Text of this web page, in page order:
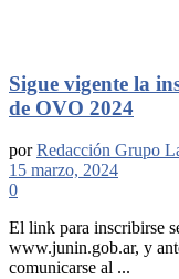
Sigue vigente la
de OVO 2024
por Redacción Grupo
15 marzo, 2024
0
El link para inscribirse
www.junin.gob.ar, y
comunicarse al ...